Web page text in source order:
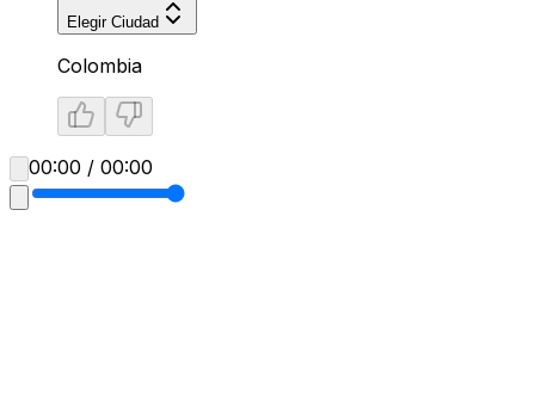
Elegir Ciudad
Colombia
00:00 / 00:00